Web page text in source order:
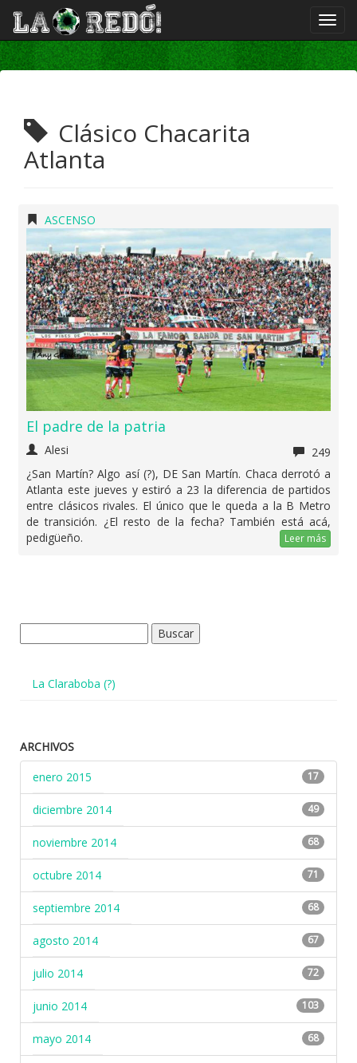
Clásico Chacarita
Atlanta
ASCENSO
El padre de la patria
Alesi
249
¿San Martín? Algo así (?), DE San Martín. Chaca derrotó a
Atlanta este jueves y estiró a 23 la diferencia de partidos
entre clásicos rivales. El único que le queda a la B Metro
de transición. ¿El resto de la fecha? También está acá,
pedigüeño.
Leer más
La Claraboba (?)
ARCHIVOS
enero 2015
17
diciembre 2014 49
noviembre 2014 68
octubre 2014 71
septiembre 2014 68
agosto 2014 67
julio 2014 72
junio 2014 103
mayo 2014 68